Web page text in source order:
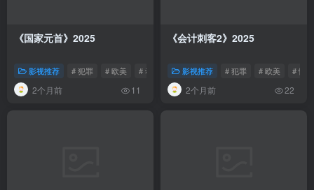
《国家元首》2025
影视推荐 # 犯罪 # 欧美 # 动作
2个月前 11
《会计刺客2》2025
影视推荐 # 犯罪 # 欧美 # 惊悚
2个月前 22